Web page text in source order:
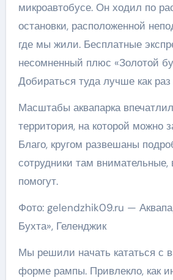
микроавтобусе. Он ходил по
остановки, расположенной
где мы жили. Бесплатные
несомненный плюс «Золотой
Добираться туда лучше как
Масштабы аквапарка
территория, на которой можно
Благо, кругом развешаны
сотрудники там внимательные,
помогут.
Фото: gelendzhik09.ru —
Бухта», Геленджик
Мы решили начать кататься с
форме рампы. Привлекло, как